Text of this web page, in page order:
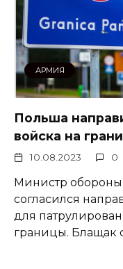
АРМИЯ
Польша
войска на
10.08.2023 0
Министр
согласился
для
границы. Блащак